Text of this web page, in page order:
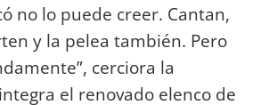
no lo puede creer. Cantan,
y la pelea también. Pero
cerciora la
el renovado elenco de